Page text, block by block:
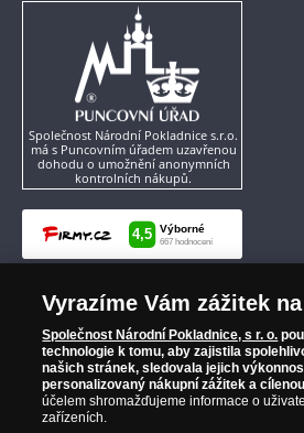
Společnost Národní Pokladnice s.r.o.
má s Puncovním úřadem uzavřenou
dohodu o umožnění anonymních
kontrolních nákupů.
Vyrazíme Vám zážitek
Společnost Národní Pokladnice, s r. o.
technologie k tomu, aby zajistila
našich stránek, sledovala jejich
personalizovaný nákupní zážitek a
účelem shromažďujeme informace o
zařízeních.